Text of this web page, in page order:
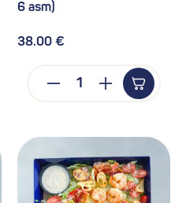
6 asm)
38.00 €